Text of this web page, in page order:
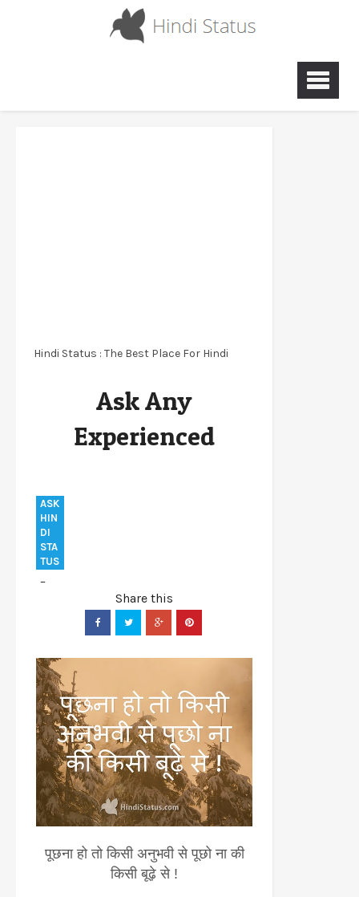
Hindi Status : The Best Place For Hindi
Quotes and status Ask
Older Positive
Ask Any
Experienced
ASK
HIN
DI
STA
TUS
पूछना हो तो किसी अनुभवी से पूछो ना की
किसी बूढ़े से !